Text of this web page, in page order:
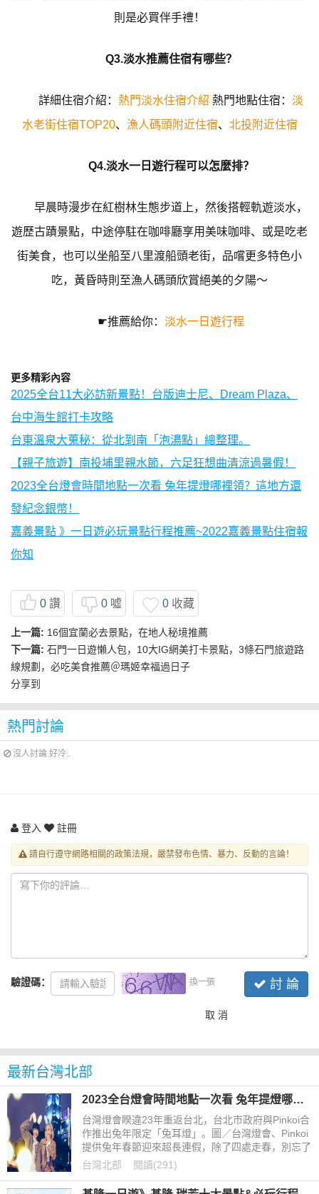
則是必買伴手禮！
Q3.淡水推薦住宿有哪些？
詳細住宿介紹： 熱門淡水住宿介紹 熱門地點住宿： 淡
水老街住宿TOP20、 漁人碼頭附近住宿、 北投附近住宿
Q4.淡水一日遊行程可以怎麼排？
早晨時漫步在紅樹林生態步道上，然後搭輕軌遊淡水，
遊歷古蹟景點，中途停駐在咖啡廳享用美味咖啡、或是吃老
街美食，也可以坐船至八里渡船頭老街，品嚐更多特色小
吃，黃昏時則至漁人碼頭欣賞絕美的夕陽～
☛推薦給你： 淡水一日遊行程
更多精彩內容
2025全台11大必訪新景點！台版迪士尼、Dream Plaza、
台中海生館打卡攻略
台東溫泉大蒐秘：從北到南「泡湯點」總整理。
【親子旅遊】南投埔里親水節，六足狂想曲清涼過暑假！
2023全台燈會時間地點一次看 兔年提燈哪裡領？這地方還
發紀念銀幣！
嘉義景點 》一日遊必玩景點行程推薦~2022嘉義景點住宿報
你知
0 讚 0 噓 0 收藏
上一篇: 16個宜蘭必去景點，在地人秘境推薦
下一篇: 石門一日遊懶人包，10大IG網美打卡景點，3條石門旅遊路
線規劃，必吃美食推薦＠瑪姬幸福過日子
分享到
熱門討論
沒人討論.好冷..
登入 註冊
請自行遵守網路相關的政策法規，嚴禁發布色情、暴力、反動的言論！
驗證碼： 換一張 討 論
取 消
最新台灣北部
2023全台燈會時間地點一次看 兔年提燈哪裡領？這地方還發紀念銀幣！
台灣燈會睽違23年重返台北，台北市政府與Pinkoi合
作推出兔年限定「兔耳燈」。圖／台灣燈會、Pinkoi
提供兔年春節迎來超長連假，除了四處走春，別忘了
晚上也有璀璨燈會，不妨在元宵節前到各縣市燈會走
走看看吧！《聯合
台灣北部 閱讀(291)